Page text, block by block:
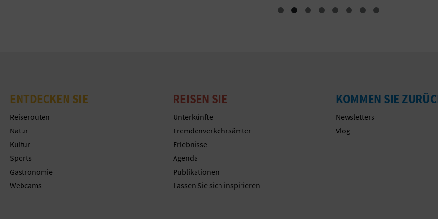
ENTDECKEN SIE
Reiserouten
Natur
Kultur
Sports
Gastronomie
Webcams
REISEN SIE
Unterkünfte
Fremdenverkehrsämter
Erlebnisse
Agenda
Publikationen
Lassen Sie sich inspirieren
KOMMEN SIE
Newsletters
Vlog